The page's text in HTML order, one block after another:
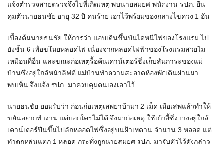
แจ้งตำรวจสายตรวจจึงไปที่เกิดเหตุ พบนายสมยศ พนักงาน รปภ. ยืน
คุมตัวนายธนชัย อายุ 32 ปี คนร้าย เอาไว้พร้อมของกลางไขควง 1 อัน
เบื้องต้นนายธนชัย ให้การว่า แอบเดินขึ้นบันไดหนีไฟของโรงแรม ไป
ยังชั้น 6 เพื่อขโมยหลอดไฟ เนื่องจากหลอดไฟฟ้าของโรงแรมสวยไม่
เหมือนที่อื่น และขณะก่อเหตุรื้อค้นเคาน์เตอร์ซึ่งเก็บสัมภาระของแม่
บ้านซึ่งอยู่ใกล้หน้าลิฟต์ แม่บ้านทำความสะอาดห้องพักเดินผ่านมา
พบเห็น จึงแจ้ง รปภ. มาควบคุมตนเองเอาไว้
นายธนชัย ยอมรับว่า ก่อนก่อเหตุเสพยาบ้ามา 2 เม็ด เมื่อเสพแล้วทำให้
ขยันอยากทำงาน แต่บอกใครไม่ได้ จึงมาก่อเหตุ ใช้เก้าอี้ซึ่งวางอยู่ใกล้
เคาน์เตอร์ปีนขึ้นไปลักหลอดไฟซึ่งอยู่บนฝ้าเพดาน จำนวน 3 หลอด แต่
ทำตกหล่นแตก 1 หลอด กระทั่งถูกนายสมยศ รปภ. มาจับตัวไว้ดังกล่าว